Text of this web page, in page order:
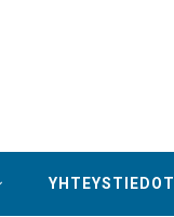
YHTEYSTIEDOT